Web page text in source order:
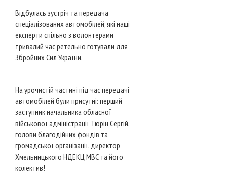
Відбулась зустріч та передача
спеціалізованих автомобілей, які наші
експерти спільно з волонтерами
тривалий час ретельно готували для
Збройних Сил України.
На урочистій частині під час передачі
автомобілей були присутні: перший
заступник начальника обласної
військової адміністрації Тюрін Сергій,
голови благодійних фондів та
громадської організації, директор
Хмельницького НДЕКЦ МВС та його
колектив!